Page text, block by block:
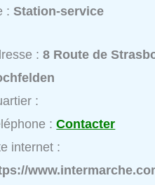
:Station-service
:8 Route de
:
:Contacter
internet :